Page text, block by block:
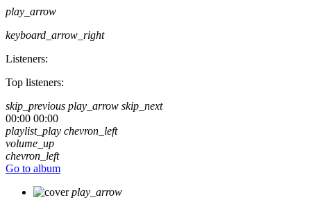
play_arrow
keyboard_arrow_right
Listeners:
Top listeners:
skip_previous play_arrow skip_next
00:00 00:00
playlist_play chevron_left
volume_up
chevron_left
Go to album
play_arrow